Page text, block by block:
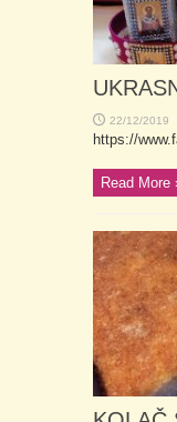
22/12/2019
https://
Read More